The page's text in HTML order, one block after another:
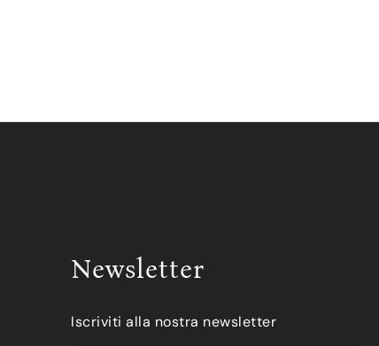
Newsletter
Iscriviti alla nostra newsletter